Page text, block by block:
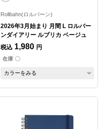
Rollbahn(ロルバーン)
2026年3月始まり 月間 L ロルバー
ンダイアリー ルブリカ ベージュ
税込 1,980 円
在庫 〇
カラーをみる